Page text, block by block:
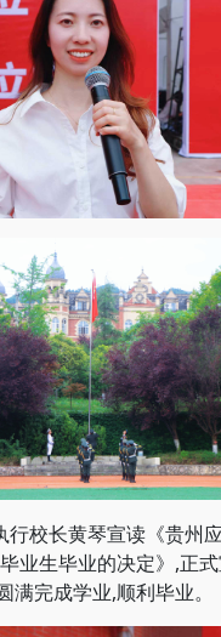
校长黄琴宣读《贵州
业生毕业的决定》,正
满完成学业,顺利毕业。